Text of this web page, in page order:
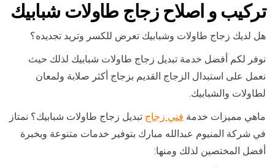
تركيب و اصلاح زجاج طاولات شبابيك
هل لديك زجاج طاولات وشبابيك تعرض للكسر وتريد تجديده؟
نوفر لكم أفضل خدمة تبديل زجاج طاولات شبابيك لذلك حيث
نعمل على استبدال الزجاج القديم بزجاج أكثر صلابة ولمعان
لطاولات والشبابيك.
ماهي مميزات خدمة فني زجاج تبديل زجاج طاولات شبابيك؟ نمتاز
في شركة المنيوم عبدالله مبارك بتوفير خدمات متنوعة وبخبرة
أفضل المختصين لذلك ومنها: